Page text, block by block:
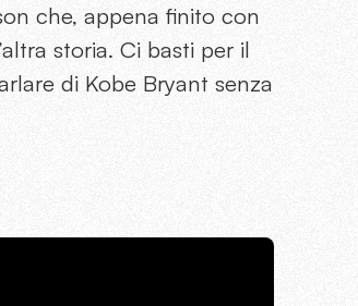
che, appena finito con
storia. Ci basti per il
di Kobe Bryant senza